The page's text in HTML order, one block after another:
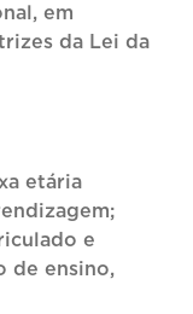
em
da Lei da
etária
e
de ensino,